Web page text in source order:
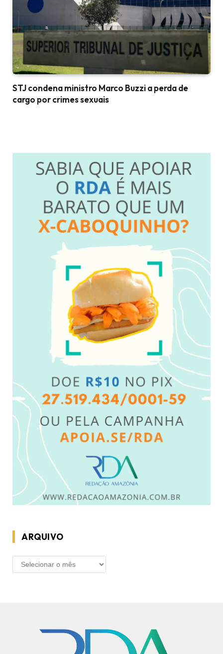
STJ condena ministro Marco Buzzi a perda de
cargo por crimes sexuais
ARQUIVO
ARQUIVO